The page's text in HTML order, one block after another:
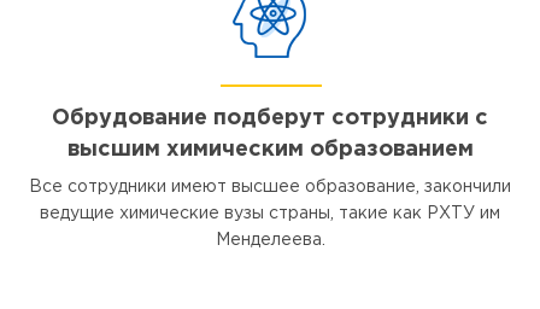
Обрудование подберут сотрудники с
высшим химическим образованием
Все сотрудники имеют высшее образование, закончили
ведущие химические вузы страны, такие как РХТУ им
Менделеева.